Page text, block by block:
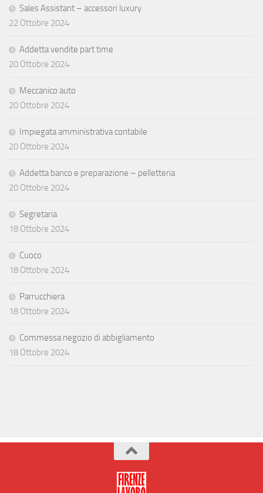
Sales Assistant – accessori luxury
22 Ottobre 2024
Addetta vendite part time
20 Ottobre 2024
Meccanico auto
20 Ottobre 2024
Impiegata amministrativa contabile
20 Ottobre 2024
Addetta banco e preparazione – pelletteria
20 Ottobre 2024
Segretaria
18 Ottobre 2024
Cuoco
18 Ottobre 2024
Parrucchiera
18 Ottobre 2024
Commessa negozio di abbigliamento
18 Ottobre 2024